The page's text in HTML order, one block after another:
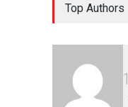
Top Authors
1